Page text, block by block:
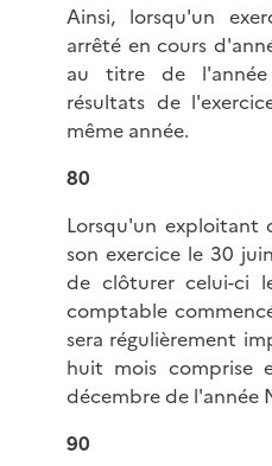
Ainsi, lorsqu'un
arrêté en cours
au titre de l'année
résultats de
même année.
80
Lorsqu'un exploitant
son exercice le 30
de clôturer celui-ci
comptable
sera régulièrement
huit mois comprise
décembre de l'année
90